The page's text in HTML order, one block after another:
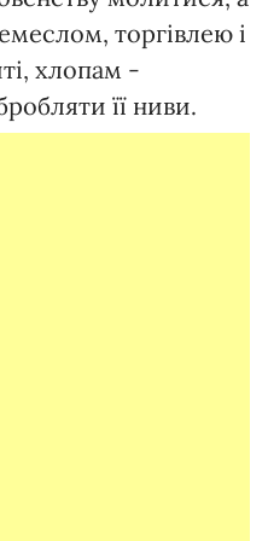
торгівлею і
хлопам -
її ниви.